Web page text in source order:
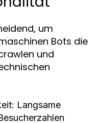
um
Bots die
und
Langsame